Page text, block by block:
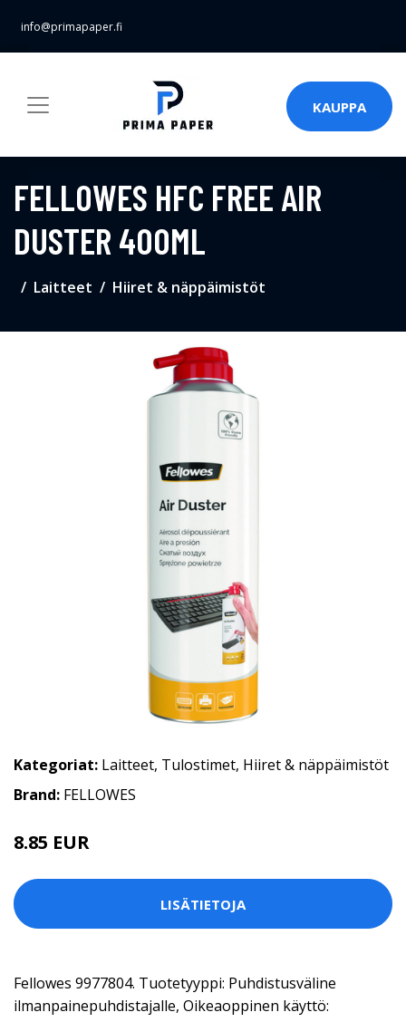
info@primapaper.fi
KAUPPA
FELLOWES HFC FREE AIR
DUSTER 400ML
Laitteet Hiiret & näppäimistöt
Kategoriat: Laitteet, Tulostimet, Hiiret & näppäimistöt
Brand: FELLOWES
8.85 EUR
LISÄTIETOJA
Fellowes 9977804. Tuotetyyppi: Puhdistusväline
ilmanpainepuhdistajalle, Oikeaoppinen käyttö: